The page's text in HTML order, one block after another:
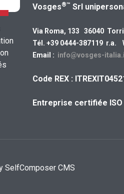
Vosges®™ Srl
Via Roma, 133 36040
Tél. +39 0444-387119 r.a.
Email : info@vosges-
Code REX :
Entreprise certifiée ISO
SelfComposer CMS